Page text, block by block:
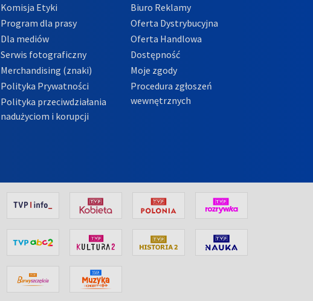
Komisja Etyki
Program dla prasy
Dla mediów
Serwis fotograficzny
Merchandising (znaki)
Polityka Prywatności
Polityka przeciwdziałania
nadużyciom i korupcji
Biuro Reklamy
Oferta Dystrybucyjna
Oferta Handlowa
Dostępność
Moje zgody
Procedura zgłoszeń
wewnętrznych